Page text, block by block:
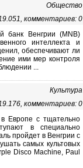
Общество
комментариев: 0
банк Венгрии (MNB)
интеллекта и
обеспечивают ли
ими мер контроля
...
Культура
комментариев: 0
Европе с тщательно
в специально
пройдет в Венгрии с
самых культовых
Disco Machine, Paul